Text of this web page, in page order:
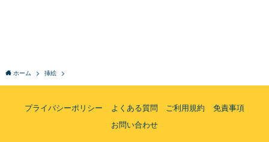
ホーム 挿絵
プライバシーポリシー よくある質問 ご利用規約
免責事項
お問い合わせ